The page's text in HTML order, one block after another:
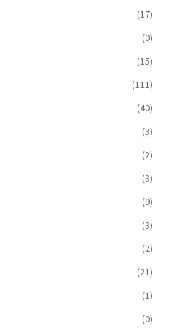
(17)
(0)
(15)
(111)
(40)
(3)
(2)
(3)
(9)
(3)
(2)
(21)
(1)
(0)